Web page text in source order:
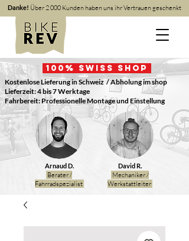
Danke! Über 2 000 Kunden haben uns ihr Vertrauen geschenkt
100 % Swiss Shop
Kostenlose Lieferung in Schweiz / Abholung im shop
Lieferzeit: 4 bis 7 Werktage
Fahrbereit: Professionelle Montage und Einstellung
Arnaud D.
Berater /
Fahrradspezialist
David R.
Mechaniker /
Werkstattleiter